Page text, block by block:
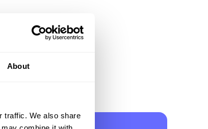
About
traffic. We also share